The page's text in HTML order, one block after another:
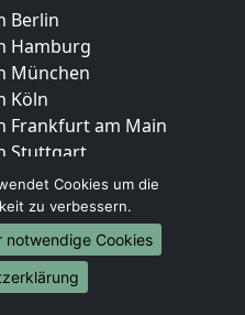
Berlin
Hamburg
München
Köln
Frankfurt am Main
Stuttgart
Düsseldorf
Leipzig
Dortmund
Essen
Bremen
Cookies um die
zu verbessern.
notwendige Cookies